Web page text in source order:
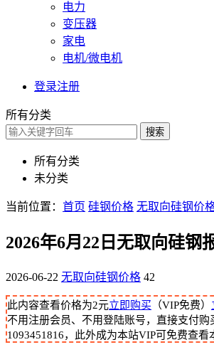
电力
变压器
家电
电机/微电机
登录注册
所有分类
搜索
所有分类
未分类
当前位置： 首页 硅钢价格 无取向硅钢价
2026年6月22日无取向硅钢
2026-06-22 无取向硅钢价格 42
此内容查看价格为2元立即购买 （VIP免费）
不用注册会员、不用登陆账号，直接支付购
1093451816，此外成为本站VIP可免费查看